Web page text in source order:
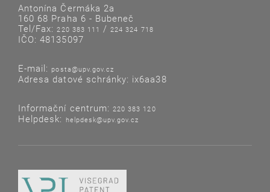
Antonína Čermáka 2a
160 68 Praha 6 - Bubeneč
Tel/Fax:220 383 111 /224 324 718
IČO: 48135097
E-mail: posta@upv.gov.cz
Adresa datové schránky: ix6aa38
Informační centrum: 220 383 120
Helpdesk: helpdesk@upv.gov.cz